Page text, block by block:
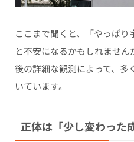
ここまで聞くと、「やっぱ
と不安になるかもしれませ
後の詳細な観測によって、多
いています。
正体は「少し変わった